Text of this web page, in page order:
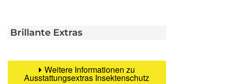
Brillante Extras
Weitere Informationen zu
Ausstattungsextras Insektenschutz